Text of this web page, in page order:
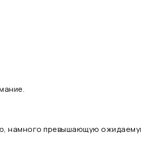
намного превышающую